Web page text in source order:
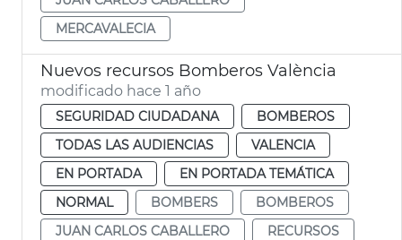
MERCAVALECIA
Nuevos recursos Bomberos València
modificado hace 1 año
SEGURIDAD CIUDADANA
BOMBEROS
TODAS LAS AUDIENCIAS
VALENCIA
EN PORTADA
EN PORTADA TEMÁTICA
NORMAL
BOMBERS
BOMBEROS
JUAN CARLOS CABALLERO
RECURSOS